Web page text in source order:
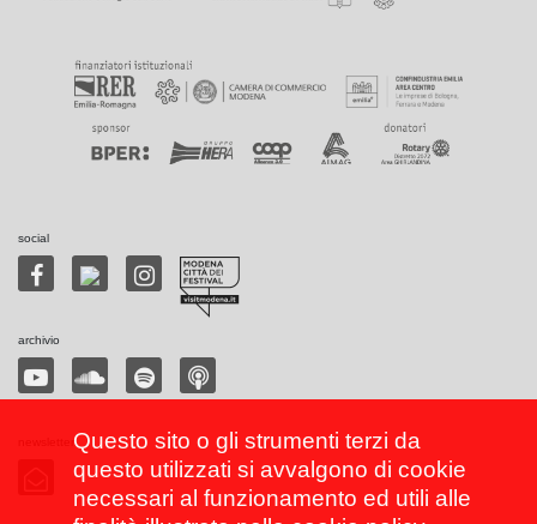
social
archivio
Questo sito o gli strumenti terzi da
questo utilizzati si avvalgono di cookie
necessari al funzionamento ed utili alle